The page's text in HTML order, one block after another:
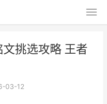
挑选攻略 王者
03-12